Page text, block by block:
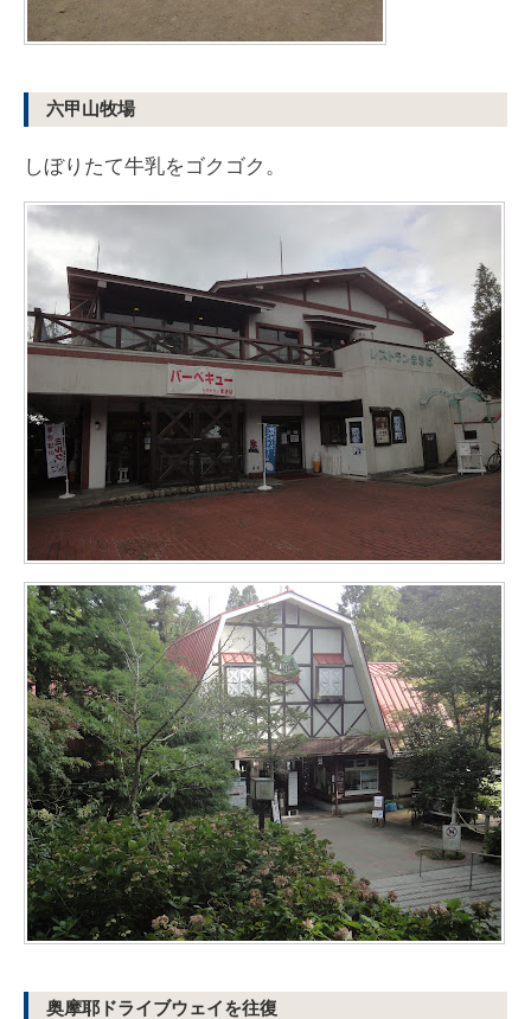
六甲山牧場
しぼりたて牛乳をゴクゴク。
奥摩耶ドライブウェイを往復